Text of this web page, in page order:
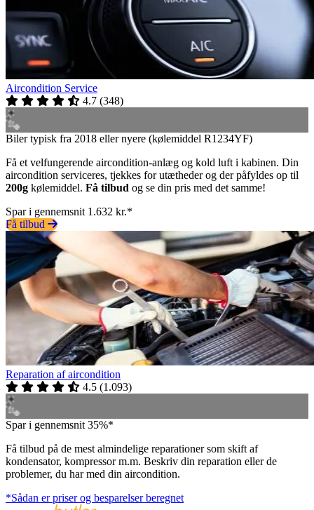
Aircondition Service
4.7 (348)
Biler typisk fra 2018 eller nyere (kølemiddel R1234YF)
Få et velfungerende aircondition-anlæg og kold luft i kabinen. Din
aircondition serviceres, tjekkes for utætheder og der påfyldes op til
200g kølemiddel. Få tilbud og se din pris med det samme!
Spar i gennemsnit 1.632 kr.*
Få tilbud
Reparation af aircondition
4.5 (1.093)
Spar i gennemsnit 35%*
Få tilbud på de mest almindelige reparationer som skift af
kondensator, kompressor m.m. Beskriv din reparation eller de
problemer, du har med din aircondition.
*Sådan er priser og besparelser beregnet